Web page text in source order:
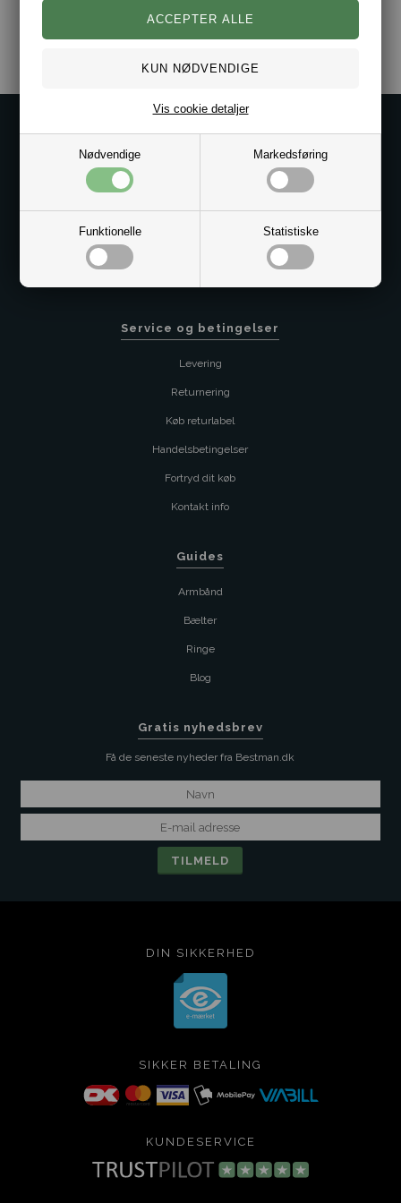
Nødvendige Markedsføring
Funktionelle Statistiske
Vis cookie detaljer
Kundeservice@bestman.dk
Service og betingelser
Levering
Returnering
Køb returlabel
Handelsbetingelser
Fortryd dit køb
Kontakt info
Guides
Armbånd
Bælter
Ringe
Blog
Gratis nyhedsbrev
Få de seneste nyheder fra Bestman.dk
DIN SIKKERHED
SIKKER BETALING
KUNDESERVICE